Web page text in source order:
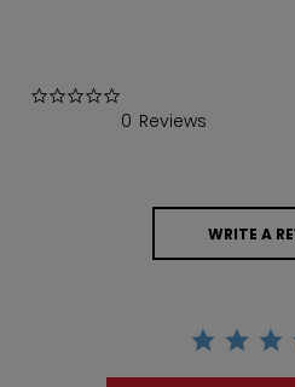
0 Reviews
WRITE A